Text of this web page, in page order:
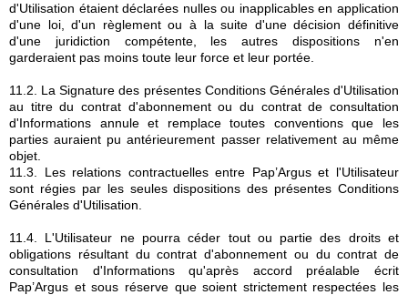
d'Utilisation étaient déclarées nulles ou inapplicables en application
d'une loi, d'un règlement ou à la suite d'une décision définitive
d'une juridiction compétente, les autres dispositions n'en
garderaient pas moins toute leur force et leur portée.
11.2. La Signature des présentes Conditions Générales d'Utilisation
au titre du contrat d'abonnement ou du contrat de consultation
d'Informations annule et remplace toutes conventions que les
parties auraient pu antérieurement passer relativement au même
objet.
11.3. Les relations contractuelles entre Pap’Argus et l'Utilisateur
sont régies par les seules dispositions des présentes Conditions
Générales d'Utilisation.
11.4. L'Utilisateur ne pourra céder tout ou partie des droits et
obligations résultant du contrat d'abonnement ou du contrat de
consultation d'Informations qu'après accord préalable écrit
Pap’Argus et sous réserve que soient strictement respectées les